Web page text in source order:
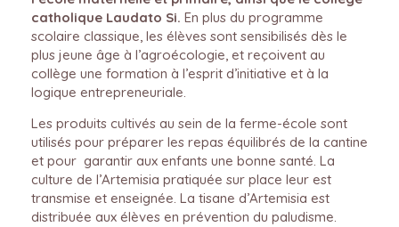
catholique Laudato Si. En plus du programme
scolaire classique, les élèves sont sensibilisés dès le
plus jeune âge à l’agroécologie, et reçoivent au
collège une formation à l’esprit d’initiative et à la
logique entrepreneuriale.
Les produits cultivés au sein de la ferme-école sont
utilisés pour préparer les repas équilibrés de la cantine
et pour garantir aux enfants une bonne santé. La
culture de l’Artemisia pratiquée sur place leur est
transmise et enseignée. La tisane d’Artemisia est
distribuée aux élèves en prévention du paludisme.